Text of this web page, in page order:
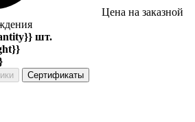
Цена на заказной
шт.
Сертификаты